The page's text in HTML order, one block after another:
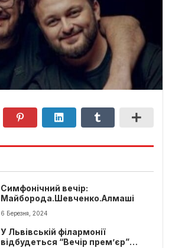
Симфонічний вечір:
Майборода.Шевченко.Алмаші
6 Березня, 2024
У Львівській філармонії
відбудеться “Вечір прем’єр”